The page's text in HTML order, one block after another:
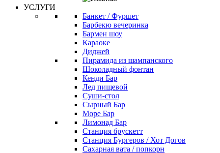
УСЛУГИ
Банкет / Фуршет
Барбекю вечеринка
Бармен шоу
Караоке
Диджей
Пирамида из шампанского
Шоколадный фонтан
Кенди Бар
Лед пищевой
Суши-стол
Сырный Бар
Море Бар
Лимонад Бар
Станция брускетт
Станция Бургеров / Хот Догов
Сахарная вата / попкорн